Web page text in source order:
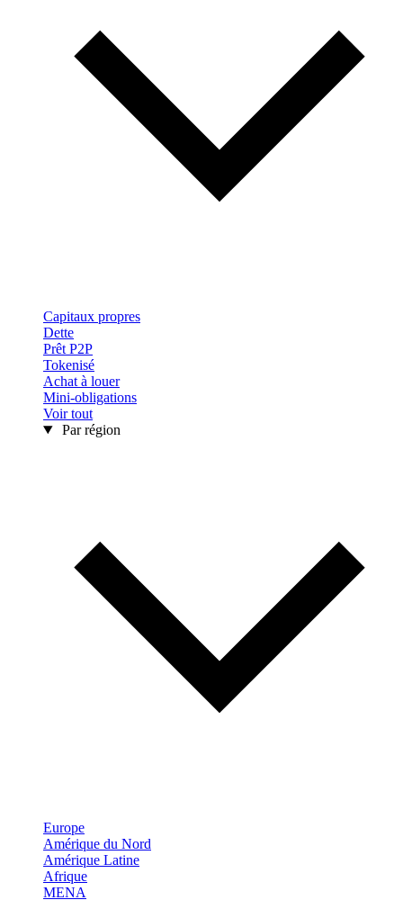
Capitaux propres
Dette
Prêt P2P
Tokenisé
Achat à louer
Mini-obligations
Voir tout
Par région
Europe
Amérique du Nord
Amérique Latine
Afrique
MENA